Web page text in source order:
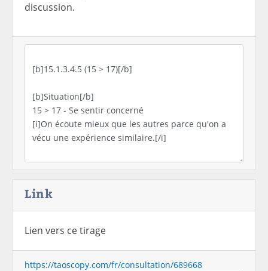
discussion.
Link
Lien vers ce tirage
https://taoscopy.com/fr/consultation/689668